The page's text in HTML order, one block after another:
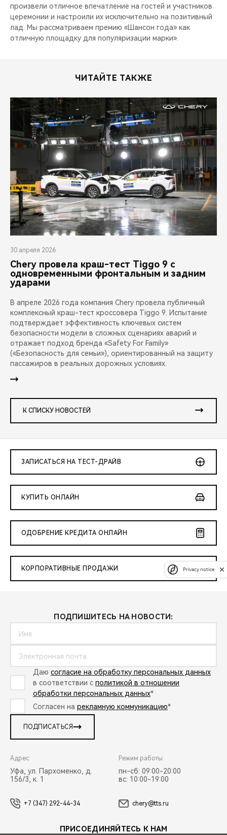
произвели отличное впечатление на гостей и участников
церемонии и настроили их исключительно на позитивный
лад. Мы рассматриваем премию «Шансон года» как
отличную площадку для популяризации марки».
ЧИТАЙТЕ ТАКЖЕ
30 апреля 2026
Chery провела краш-тест Tiggo 9 с
одновременными фронтальным и задним
ударами
В апреле 2026 года компания Chery провела публичный
комплексный краш-тест кроссовера Tiggo 9. Испытание
подтверждает эффективность ключевых систем
безопасности модели в сложных сценариях аварий и
отражает подход бренда «Safety For Family»
(«Безопасность для семьи»), ориентированный на защиту
пассажиров в реальных дорожных условиях.
К СПИСКУ НОВОСТЕЙ
ЗАПИСАТЬСЯ НА ТЕСТ-ДРАЙВ
КУПИТЬ ОНЛАЙН
ОДОБРЕНИЕ КРЕДИТА ОНЛАЙН
КОРПОРАТИВНЫЕ ПРОДАЖИ
ПОДПИШИТЕСЬ НА НОВОСТИ:
Даю согласие на обработку персональных данных
в соответствии с политикой в отношении
обработки персональных данных*
Согласен на рекламную коммуникацию*
ПОДПИСАТЬСЯ
Адрес:
Уфа, ул. Пархоменко, д.
156/3, к. 1
Режим работы:
пн-сб: 09:00-20:00
вс: 10:00-19:00
+7 (347) 292-44-34 chery@tts.ru
ПРИСОЕДИНЯЙТЕСЬ К НАМ
Privacy notice